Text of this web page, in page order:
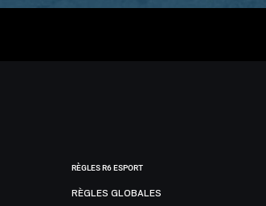
RÈGLES R6 ESPORT
RÈGLES GLOBALES